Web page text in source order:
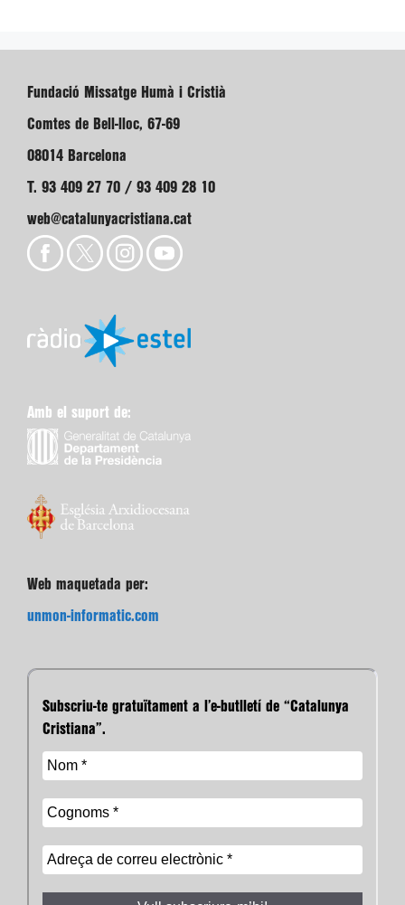
Fundació Missatge Humà i Cristià
Comtes de Bell-lloc, 67-69
08014 Barcelona
T. 93 409 27 70 / 93 409 28 10
web@catalunyacristiana.cat
Amb el suport de:
Web maquetada per:
unmon-informatic.com
Subscriu-te gratuïtament a l’e-butlletí de “Catalunya
Cristiana”.